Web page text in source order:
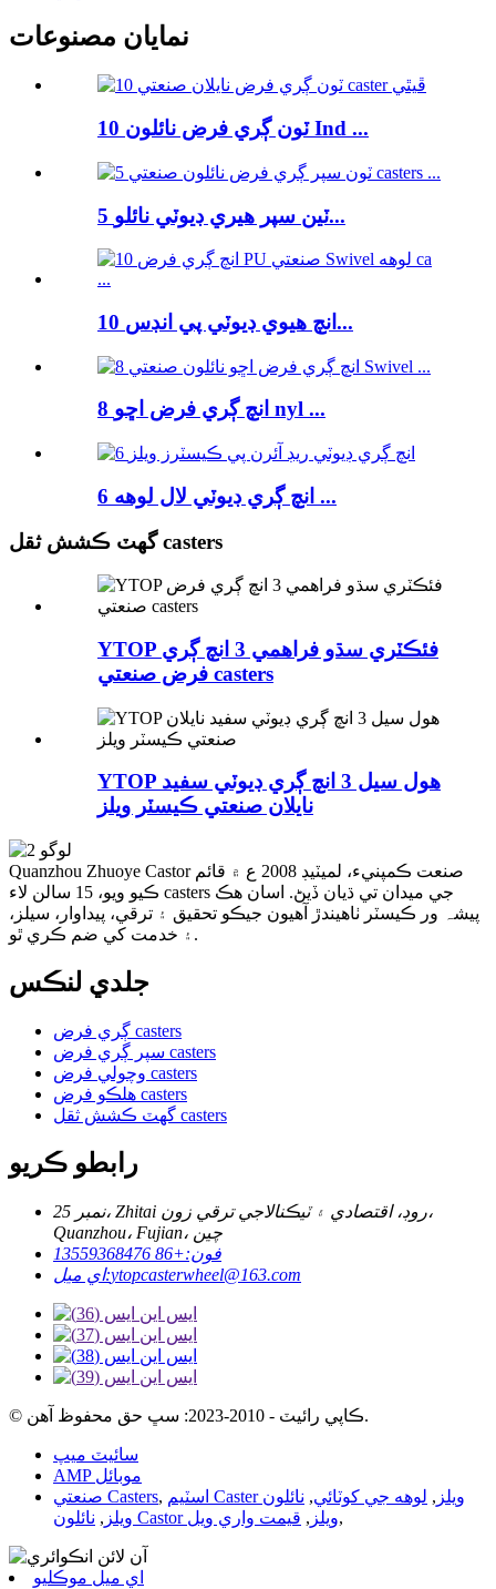
نمايان مصنوعات
10 ٽون ڳري فرض نائلون Ind ...
5 ٽين سپر هيري ڊيوٽي نائلو...
10 انچ هيوي ڊيوٽي پي انڊس...
8 انچ ڳري فرض اڇو nyl ...
6 انچ ڳري ڊيوٽي لال لوهه ...
گھٽ ڪشش ثقل casters
YTOP فئڪٽري سڌو فراهمي 3 انچ ڳري
فرض صنعتي casters
YTOP هول سيل 3 انچ ڳري ڊيوٽي سفيد
نايلان صنعتي ڪيسٽر ويلز
Quanzhou Zhuoye Castor صنعت ڪمپنيء، لميٽيڊ 2008 ع ۾ قائم
ڪيو ويو، 15 سالن لاء casters جي ميدان تي ڌيان ڏيڻ. اسان هڪ
پیشہ ور ڪيسٽر ٺاهيندڙ آهيون جيڪو تحقيق ۽ ترقي، پيداوار، سيلز،
۽ خدمت کي ضم ڪري ٿو.
جلدي لنڪس
ڳري فرض casters
سپر ڳري فرض casters
وچولي فرض casters
هلڪو فرض casters
گھٽ ڪشش ثقل casters
رابطو ڪريو
نمبر 25، Zhitai روڊ، اقتصادي ۽ ٽيڪنالاجي ترقي زون،
Quanzhou، Fujian، چين
فون:+86 13559368476
اي ميل:ytopcasterwheel@163.com
© ڪاپي رائيٽ - 2010-2023: سڀ حق محفوظ آهن.
سائيٽ ميپ
AMP موبائل
صنعتي Casters, اسٽيم Caster ويلز , لوهه جي کوٽائي, نائلون
ويلز , نائلون Castor ويلز , قيمت واري ويل ,
اي ميل موڪليو